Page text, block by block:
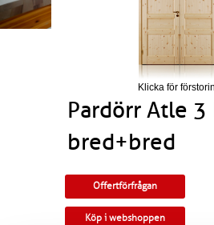
Klicka för
Pardörr Atle 3
bred+bred
Offertförfrågan
Köp i webshoppen